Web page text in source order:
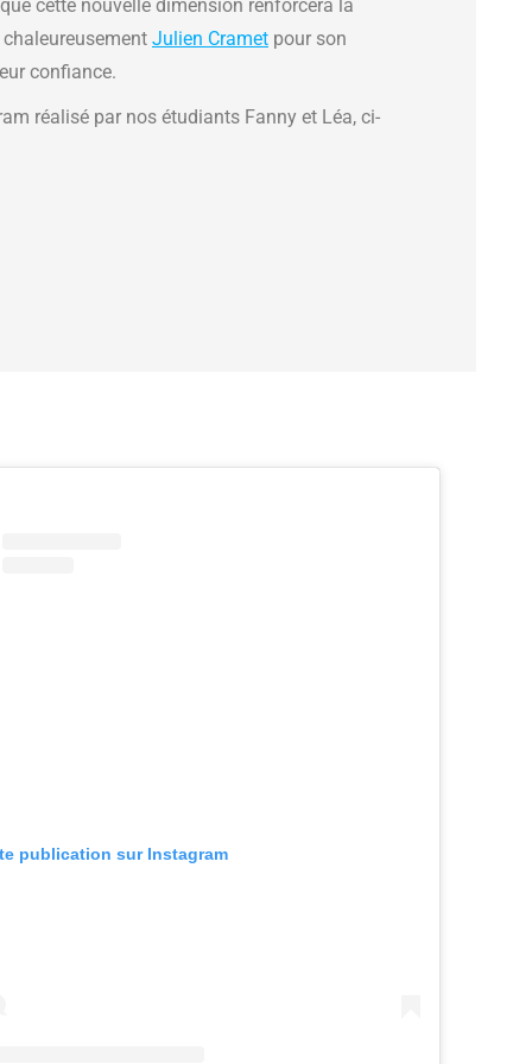
cette nouvelle dimension renforcera la
Julien Cramet pour son
confiance.
réalisé par nos étudiants Fanny et Léa, ci-
publication sur Instagram